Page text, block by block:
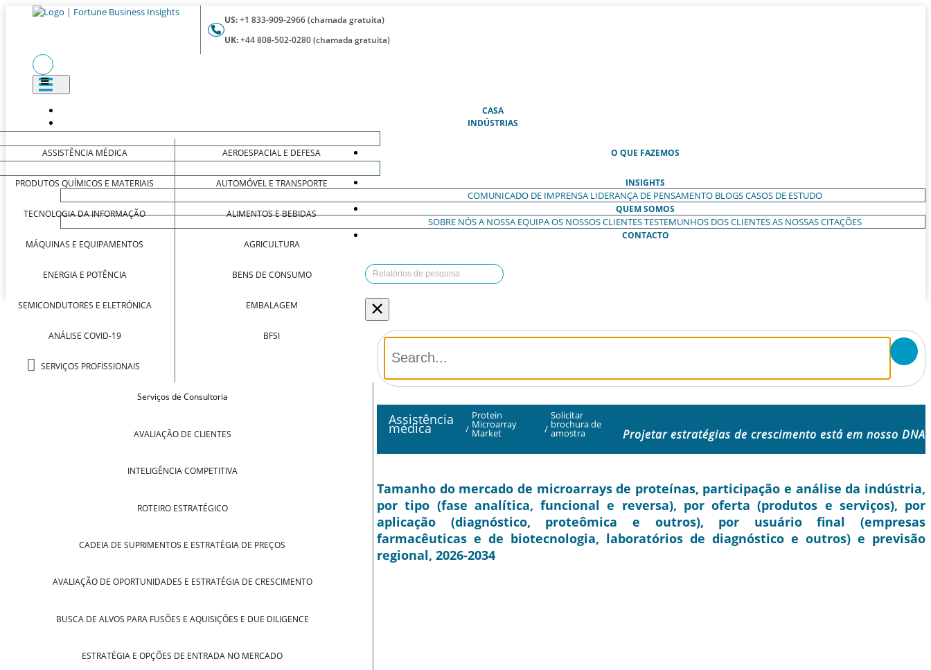
US:+1 833-909-2966 (chamada gratuita)
UK:+44 808-502-0280 (chamada gratuita)
CASA(ATUAL)
INDÚSTRIAS
ASSISTÊNCIA MÉDICA
PRODUTOS QUÍMICOS E MATERIAIS
TECNOLOGIA DA INFORMAÇÃO
MÁQUINAS E EQUIPAMENTOS
ENERGIA E POTÊNCIA
SEMICONDUTORES E ELETRÓNICA
ANÁLISE COVID-19
SERVIÇOS PROFISSIONAIS
AEROESPACIAL E DEFESA
AUTOMÓVEL E TRANSPORTE
ALIMENTOS E BEBIDAS
AGRICULTURA
BENS DE CONSUMO
EMBALAGEM
BFSI
O QUE FAZEMOS
Serviços de Consultoria
AVALIAÇÃO DE CLIENTES
INTELIGÊNCIA COMPETITIVA
ROTEIRO ESTRATÉGICO
CADEIA DE SUPRIMENTOS E ESTRATÉGIA DE PREÇOS
AVALIAÇÃO DE OPORTUNIDADES E ESTRATÉGIA DE CRESCIMENTO
BUSCA DE ALVOS PARA FUSÕES E AQUISIÇÕES E DUE DILIGENCE
ESTRATÉGIA E OPÇÕES DE ENTRADA NO MERCADO
INSIGHTS
COMUNICADO DE IMPRENSA LIDERANÇA DE PENSAMENTO BLOGSCASOS DE ESTUDO
QUEM SOMOS
SOBRE NÓSA NOSSA EQUIPAOS NOSSOS CLIENTESTESTEMUNHOS DOS CLIENTESAS NOSSAS CITAÇÕES
CONTACTO
×
Assistência
médica /
Protein
Microarray
Market /
Solicitar
brochura de
amostra Projetar estratégias de crescimento está em nosso DNA
Tamanho do mercado de microarrays de proteínas, participação e análise da indústria,
por tipo (fase analítica, funcional e reversa), por oferta (produtos e serviços), por
aplicação (diagnóstico, proteômica e outros), por usuário final (empresas
farmacêuticas e de biotecnologia, laboratórios de diagnóstico e outros) e previsão
regional, 2026-2034